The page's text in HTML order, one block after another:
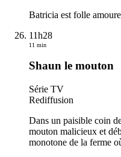
Batricia est folle
11h28
11 min
Shaun le mouton
Série TV
Rediffusion
Dans un paisible coin
mouton malicieux et
monotone de la ferme